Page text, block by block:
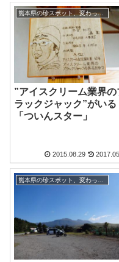
熊本県の珍スポット、変わった観光地
”アイスクリーム業界の
ラックジャック”がいる
「ついんスター」
2015.08.29